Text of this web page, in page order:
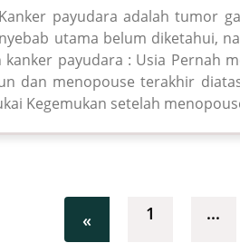
Kanker payudara adalah tumor
utama belum diketahui,
kanker payudara : Usia Pernah
dan menopouse terakhir
Kegemukan setelah
« 1 ...